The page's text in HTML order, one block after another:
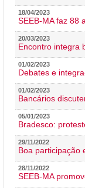
18/04/2023
SEEB-MA faz 88
20/03/2023
Encontro integra
01/02/2023
Debates e
01/02/2023
Bancários
05/01/2023
Bradesco:
29/11/2022
Boa participação
28/11/2022
SEEB-MA